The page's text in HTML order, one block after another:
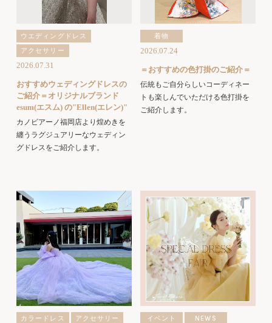
ウエディングドレス
アクセサリー
2026.07.31
おすすめウェディングドレスの
ご紹介＝オリジナルブランド
esum(エスム) の"Ellen(エレン)"
カノビアーノ福岡店より煌めきを
纏うラグジュアリーなウェディン
グドレスをご紹介します。
着物
2026.07.24
＝おすすめの色打掛のご紹介＝
伝統もご自分らしいコーディネー
トも楽しんでいただける色打掛を
ご紹介します。
カラードレス アクセサリー イベント NEWS